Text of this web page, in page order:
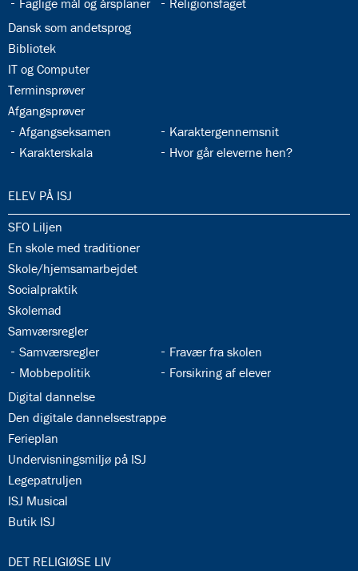
Faglige mål og årsplaner
Religionsfaget
33.6:
Dansk som andetsprog
33.7:
Bibliotek
33.8:
IT og Computer
33.9:
Terminsprøver
33.10:
Afgangsprøver
33.11:
Afgangseksamen 33.12:
Karaktergennemsnit
33.13:
Karakterskala 33.14:
Hvor går eleverne hen?
34.0:
ELEV PÅ ISJ
34.1:
SFO Liljen
34.2:
En skole med traditioner
34.3:
Skole/hjemsamarbejdet
34.4:
Socialpraktik
34.5:
Skolemad
34.6:
Samværsregler
34.7:
Samværsregler 34.8:
Fravær fra skolen
34.9:
Mobbepolitik 34.10:
Forsikring af elever
34.11:
Digital dannelse
34.12:
Den digitale dannelsestrappe
34.13:
Ferieplan
34.14:
Undervisningsmiljø på ISJ
34.15:
Legepatruljen
34.16:
ISJ Musical
34.17:
Butik ISJ
35.0:
DET RELIGIØSE LIV